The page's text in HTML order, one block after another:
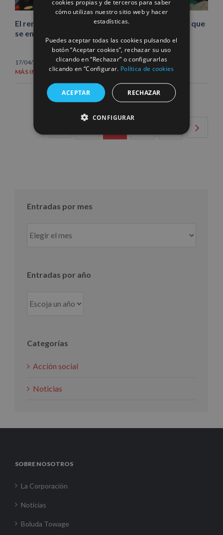
El remolcador VB Ártico rescata al buque “Lisa”, que
se encontraba a la deriva en el Atlántico Norte
17/04/2013
Noticias
MÁS INFORMACIÓN
Entradas por mes
por
Entradas por año
Categorías
Acción social
Noticias
SOBRE NOSOTROS
La Corporación
Noticias
Boluda Towage
FRENCH
cookies propias y de terceros para saber
cómo utilizas nuestro sitio web y hacer
estadísticas.
Puedes aceptar todas las cookies pulsando el
botón “Aceptar cookies”, rechazar su uso
clicando en “Rechazar” o configurarlas
clicando en “Configurar. Política de cookies
ACEPTAR RECHAZAR
CONFIGURAR